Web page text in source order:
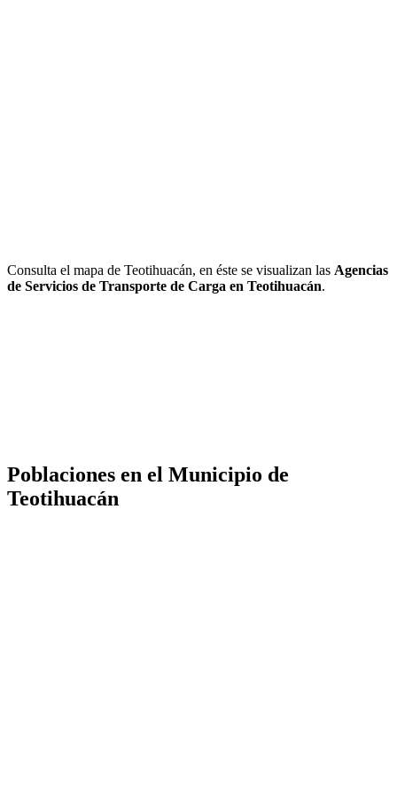
Consulta el mapa de Teotihuacán, en éste se visualizan las Agencias
de Servicios de Transporte de Carga en Teotihuacán.
Poblaciones en el Municipio de
Teotihuacán